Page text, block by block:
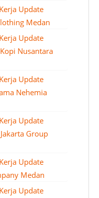
Update
Medan
Update
Nusantara
Update
Nehemia
Update
Group
Update
Medan
Update